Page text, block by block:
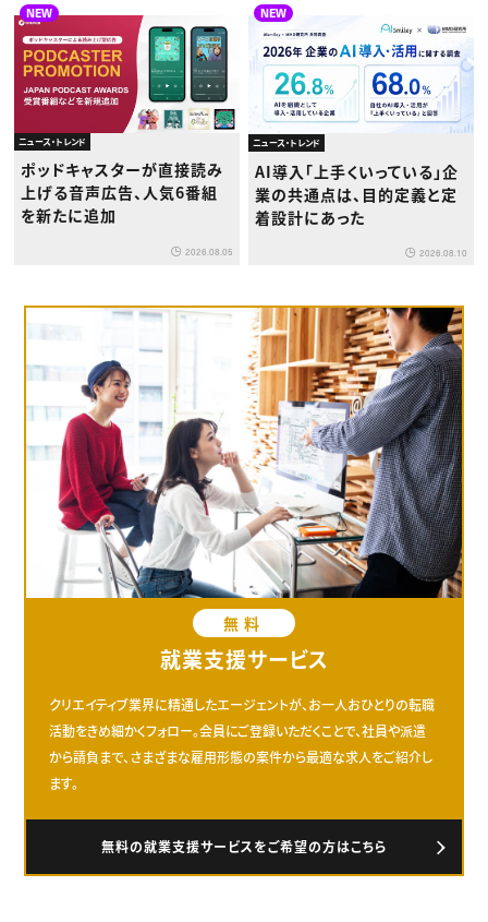
NEW
ニュース・トレンド
ポッドキャスターが直接読み
上げる音声広告、人気6番組
を新たに追加
2026.08.05
NEW
ニュース・トレンド
AI導入「上手くいっている」企
業の共通点は、目的定義と定
着設計にあった
2026.08.10
無料
就業支援サービス
クリエイティブ業界に精通したエージェントが、お一人おひとりの転職
活動をきめ細かくフォロー。会員にご登録いただくことで、社員や派遣
から請負まで、さまざまな雇用形態の案件から最適な求人をご紹介し
ます。
無料の就業支援サービスをご希望の方はこちら